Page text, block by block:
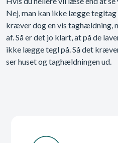
Nej, man kan ikke lægge tegltag
kræver dog en vis taghældning,
af. Så er det jo klart, at på de
ikke lægge tegl på. Så det
ser huset og taghældningen ud.